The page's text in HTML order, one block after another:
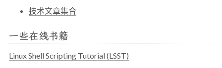
技术文章集合
一些在线书籍
Linux Shell Scripting Tutorial (LSST)